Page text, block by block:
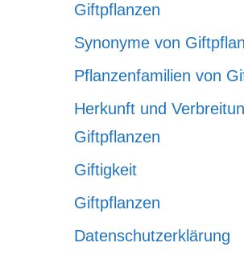
Giftpflanzen
Synonyme von
Pflanzenfamilien von
Herkunft und
Giftpflanzen
Giftigkeit
Giftpflanzen
Datenschutzerklärung